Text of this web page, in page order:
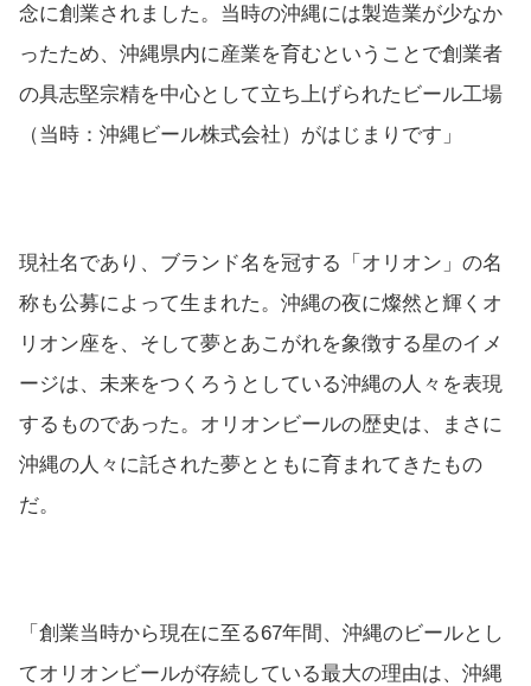
念に創業されました。当時の沖縄には製造業が少なか
ったため、沖縄県内に産業を育むということで創業者
の具志堅宗精を中心として立ち上げられたビール工場
（当時：沖縄ビール株式会社）がはじまりです」
現社名であり、ブランド名を冠する「オリオン」の名
称も公募によって生まれた。沖縄の夜に燦然と輝くオ
リオン座を、そして夢とあこがれを象徴する星のイメ
ージは、未来をつくろうとしている沖縄の人々を表現
するものであった。オリオンビールの歴史は、まさに
沖縄の人々に託された夢とともに育まれてきたもの
だ。
「創業当時から現在に至る67年間、沖縄のビールとし
てオリオンビールが存続している最大の理由は、沖縄